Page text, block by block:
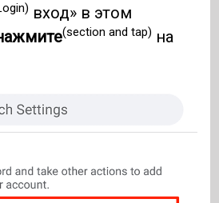
вход» в этом
(section and tap) на